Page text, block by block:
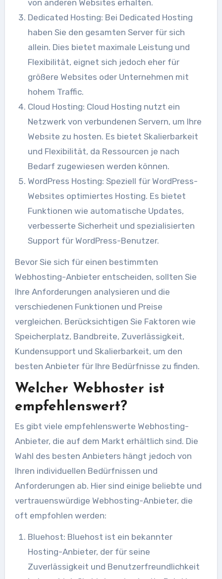
von anderen Websites erhalten.
Dedicated Hosting: Bei Dedicated Hosting
haben Sie den gesamten Server für sich
allein. Dies bietet maximale Leistung und
Flexibilität, eignet sich jedoch eher für
größere Websites oder Unternehmen mit
hohem Traffic.
Cloud Hosting: Cloud Hosting nutzt ein
Netzwerk von verbundenen Servern, um Ihre
Website zu hosten. Es bietet Skalierbarkeit
und Flexibilität, da Ressourcen je nach
Bedarf zugewiesen werden können.
WordPress Hosting: Speziell für WordPress-
Websites optimiertes Hosting. Es bietet
Funktionen wie automatische Updates,
verbesserte Sicherheit und spezialisierten
Support für WordPress-Benutzer.
Bevor Sie sich für einen bestimmten
Webhosting-Anbieter entscheiden, sollten Sie
Ihre Anforderungen analysieren und die
verschiedenen Funktionen und Preise
vergleichen. Berücksichtigen Sie Faktoren wie
Speicherplatz, Bandbreite, Zuverlässigkeit,
Kundensupport und Skalierbarkeit, um den
besten Anbieter für Ihre Bedürfnisse zu finden.
Welcher Webhoster ist
empfehlenswert?
Es gibt viele empfehlenswerte Webhosting-
Anbieter, die auf dem Markt erhältlich sind. Die
Wahl des besten Anbieters hängt jedoch von
Ihren individuellen Bedürfnissen und
Anforderungen ab. Hier sind einige beliebte und
vertrauenswürdige Webhosting-Anbieter, die
oft empfohlen werden:
Bluehost: Bluehost ist ein bekannter
Hosting-Anbieter, der für seine
Zuverlässigkeit und Benutzerfreundlichkeit